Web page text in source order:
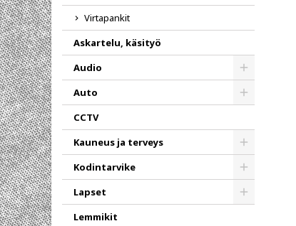
Virtapankit
Askartelu, käsityö
Audio
Auto
CCTV
Kauneus ja terveys
Kodintarvike
Lapset
Lemmikit